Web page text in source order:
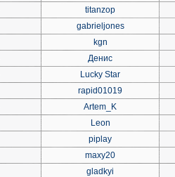
titanzop
gabrieljones
kgn
Денис
Lucky Star
rapid01019
Artem_K
Leon
piplay
maxy20
gladkyi